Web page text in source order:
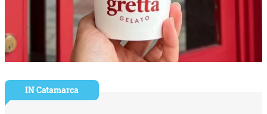
IN Catamarca